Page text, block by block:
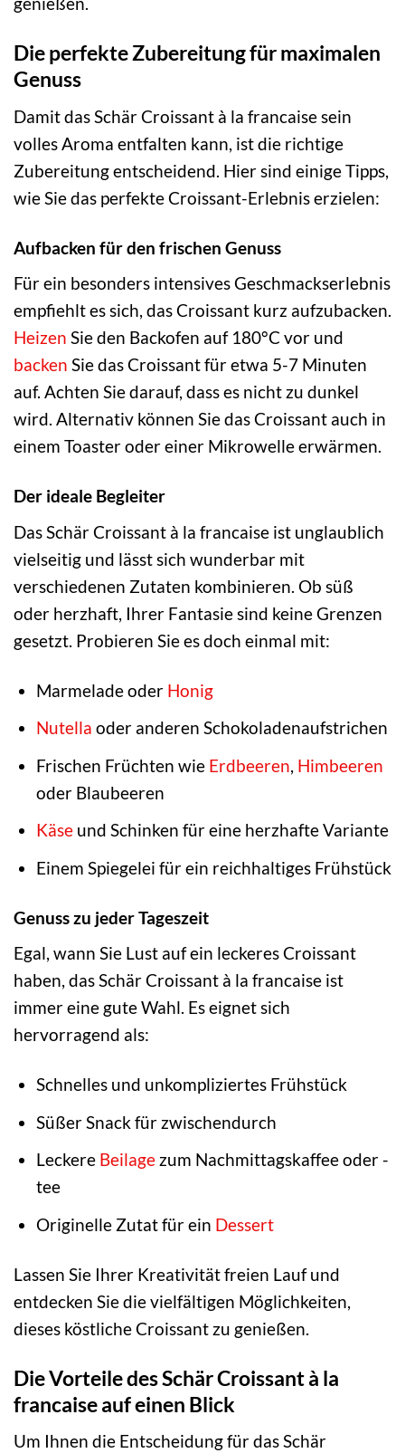
Die perfekte Zubereitung für maximalen
Genuss
Damit das Schär Croissant à la francaise sein
volles Aroma entfalten kann, ist die richtige
Zubereitung entscheidend. Hier sind einige Tipps,
wie Sie das perfekte Croissant-Erlebnis erzielen:
Aufbacken für den frischen Genuss
Für ein besonders intensives Geschmackserlebnis
empfiehlt es sich, das Croissant kurz aufzubacken.
Heizen Sie den Backofen auf 180°C vor und
backen Sie das Croissant für etwa 5-7 Minuten
auf. Achten Sie darauf, dass es nicht zu dunkel
wird. Alternativ können Sie das Croissant auch in
einem Toaster oder einer Mikrowelle erwärmen.
Der ideale Begleiter
Das Schär Croissant à la francaise ist unglaublich
vielseitig und lässt sich wunderbar mit
verschiedenen Zutaten kombinieren. Ob süß
oder herzhaft, Ihrer Fantasie sind keine Grenzen
gesetzt. Probieren Sie es doch einmal mit:
Marmelade oder Honig
Nutella oder anderen Schokoladenaufstrichen
Frischen Früchten wie Erdbeeren, Himbeeren
oder Blaubeeren
Käseund Schinken für eine herzhafte Variante
Einem Spiegelei für ein reichhaltiges Frühstück
Genuss zu jeder Tageszeit
Egal, wann Sie Lust auf ein leckeres Croissant
haben, das Schär Croissant à la francaise ist
immer eine gute Wahl. Es eignet sich
hervorragend als:
Schnelles und unkompliziertes Frühstück
Süßer Snack für zwischendurch
Leckere Beilagezum Nachmittagskaffee oder -
tee
Originelle Zutat für ein Dessert
Lassen Sie Ihrer Kreativität freien Lauf und
entdecken Sie die vielfältigen Möglichkeiten,
dieses köstliche Croissant zu genießen.
Die Vorteile des Schär Croissant à la
francaise auf einen Blick
Um Ihnen die Entscheidung für das Schär